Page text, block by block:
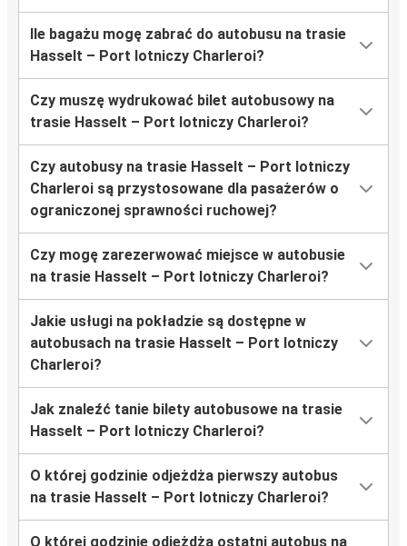
Ile bagażu mogę zabrać do autobusu na trasie
Hasselt – Port lotniczy Charleroi?
Czy muszę wydrukować bilet autobusowy na
trasie Hasselt – Port lotniczy Charleroi?
Czy autobusy na trasie Hasselt – Port lotniczy
Charleroi są przystosowane dla pasażerów o
ograniczonej sprawności ruchowej?
Czy mogę zarezerwować miejsce w autobusie
na trasie Hasselt – Port lotniczy Charleroi?
Jakie usługi na pokładzie są dostępne w
autobusach na trasie Hasselt – Port lotniczy
Charleroi?
Jak znaleźć tanie bilety autobusowe na trasie
Hasselt – Port lotniczy Charleroi?
O której godzinie odjeżdża pierwszy autobus
na trasie Hasselt – Port lotniczy Charleroi?
O której godzinie odjeżdża ostatni autobus na